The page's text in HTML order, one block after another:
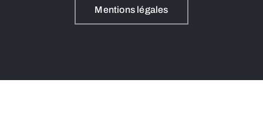
Mentions légales